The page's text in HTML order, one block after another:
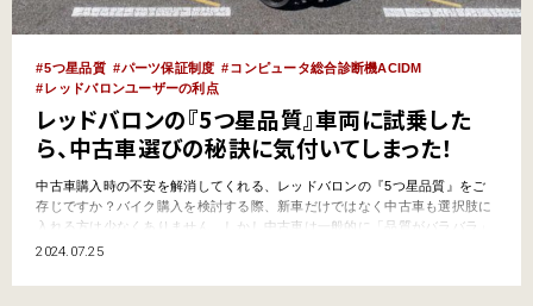
5つ星品質 パーツ保証制度
コンピュータ総合診断機ACIDM
レッドバロンユーザーの利点
レッドバロンの『5つ星品質』車両に試乗した
ら、中古車選びの秘訣に気付いてしまった！
中古車購入時の不安を解消してくれる、レッドバロンの『5つ星品質』をご
存じですか？バイク購入を検討する際、新車だけではなく中古車も選択肢に
入れる方は少なくありません。しかし中古車は一般的に「品質がバラバラ」
「故障の可能性が高い」「絶版車の場合、純正部品が手に入りにくい」とい
か。レッドバロンでは、安心して中古車を購入してもらうための取り…
2024.07.25